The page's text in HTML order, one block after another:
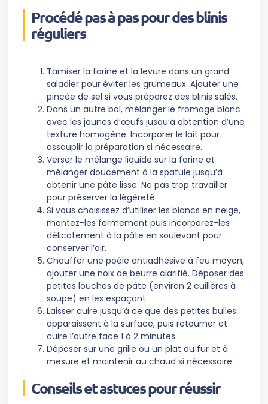
Procédé pas à pas pour des blinis
réguliers
Tamiser la farine et la levure dans un grand
saladier pour éviter les grumeaux. Ajouter une
pincée de sel si vous préparez des blinis salés.
Dans un autre bol, mélanger le fromage blanc
avec les jaunes d’œufs jusqu’à obtention d’une
texture homogène. Incorporer le lait pour
assouplir la préparation si nécessaire.
Verser le mélange liquide sur la farine et
mélanger doucement à la spatule jusqu’à
obtenir une pâte lisse. Ne pas trop travailler
pour préserver la légèreté.
Si vous choisissez d’utiliser les blancs en neige,
montez-les fermement puis incorporez-les
délicatement à la pâte en soulevant pour
conserver l’air.
Chauffer une poêle antiadhésive à feu moyen,
ajouter une noix de beurre clarifié. Déposer des
petites louches de pâte (environ 2 cuillères à
soupe) en les espaçant.
Laisser cuire jusqu’à ce que des petites bulles
apparaissent à la surface, puis retourner et
cuire l’autre face 1 à 2 minutes.
Déposer sur une grille ou un plat au fur et à
mesure et maintenir au chaud si nécessaire.
Conseils et astuces pour réussir